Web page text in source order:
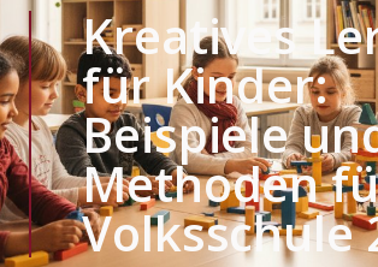
Kreatives
für Kinder:
Beispiele
Methoden
Volksschule